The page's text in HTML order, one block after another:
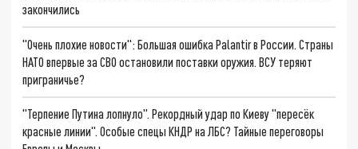
закончились
"Очень плохие новости": Большая ошибка Palantir в России. Страны
НАТО впервые за СВО остановили поставки оружия. ВСУ теряют
приграничье?
"Терпение Путина лопнуло". Рекордный удар по Киеву "пересёк
красные линии". Особые спецы КНДР на ЛБС? Тайные переговоры